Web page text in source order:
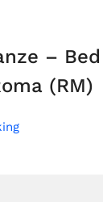
–
(RM)